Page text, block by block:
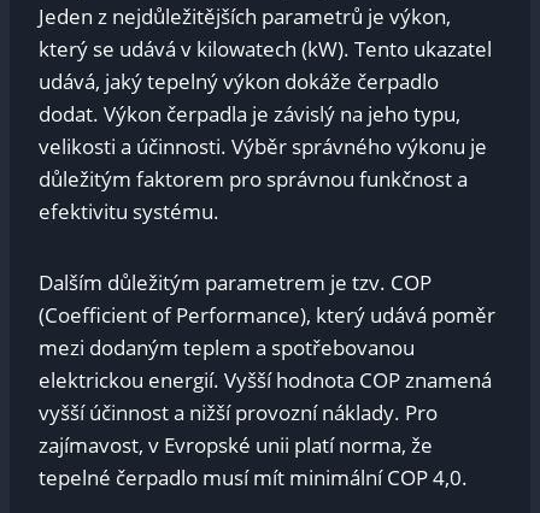
Jeden z nejdůležitějších parametrů je výkon,
který se udává v kilowatech (kW). Tento ukazatel
udává, jaký tepelný výkon dokáže čerpadlo
dodat. Výkon čerpadla je závislý na jeho typu,
velikosti a účinnosti. Výběr správného výkonu je
důležitým faktorem pro správnou funkčnost a
efektivitu systému.
Dalším důležitým parametrem je tzv. COP
(Coefficient of Performance), který udává poměr
mezi dodaným teplem a spotřebovanou
elektrickou energií. Vyšší hodnota COP znamená
vyšší účinnost a nižší provozní náklady. Pro
zajímavost, v Evropské unii platí norma, že
tepelné čerpadlo musí mít minimální COP 4,0.